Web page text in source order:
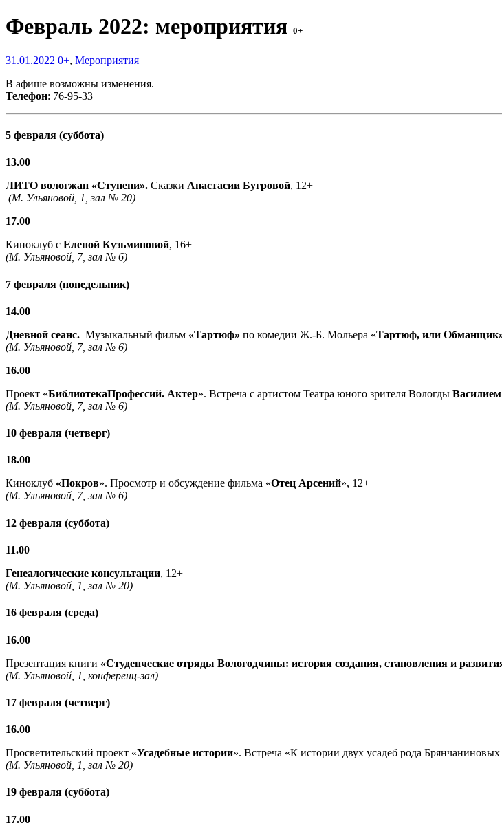
Февраль 2022: мероприятия 0+
31.01.2022 0+, Мероприятия
В афише возможны изменения.
Телефон: 76-95-33
5 февраля (суббота)
13.00
ЛИТО вологжан «Ступени». Сказки Анастасии Бугровой, 12+
(М. Ульяновой, 1, зал № 20)
17.00
Киноклуб с Еленой Кузьминовой, 16+
(М. Ульяновой, 7, зал № 6)
7 февраля (понедельник)
14.00
Дневной сеанс. Музыкальный фильм «Тартюф» по комедии Ж.-Б. Мольера «Тартюф, или
(М. Ульяновой, 7, зал № 6)
16.00
Проект «БиблиотекаПрофессий. Актер». Встреча с артистом Театра юного зрителя Вологды
(М. Ульяновой, 7, зал № 6)
10 февраля (четверг)
18.00
Киноклуб «Покров». Просмотр и обсуждение фильма «Отец Арсений», 12+
(М. Ульяновой, 7, зал № 6)
12 февраля (суббота)
11.00
Генеалогические консультации, 12+
(М. Ульяновой, 1, зал № 20)
16 февраля (среда)
16.00
Презентация книги «Студенческие отряды Вологодчины: история создания, становления и
(М. Ульяновой, 1, конференц-зал)
17 февраля (четверг)
16.00
Просветительский проект «Усадебные истории». Встреча «К истории двух усадеб рода
(М. Ульяновой, 1, зал № 20)
19 февраля (суббота)
17.00